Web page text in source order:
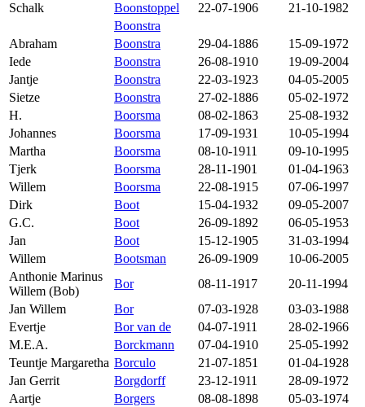
Schalk
Boonstoppel 22-07-1906
21-10-1982
Boonstra
Abraham
Boonstra 29-04-1886
15-09-1972
Iede
Boonstra 26-08-1910
19-09-2004
Jantje
Boonstra 22-03-1923
04-05-2005
Sietze
Boonstra 27-02-1886
05-02-1972
H.
Boorsma 08-02-1863
25-08-1932
Johannes
Boorsma 17-09-1931
10-05-1994
Martha
Boorsma 08-10-1911
09-10-1995
Tjerk
Boorsma 28-11-1901
01-04-1963
Willem
Boorsma 22-08-1915
07-06-1997
Dirk
Boot 15-04-1932
09-05-2007
G.C.
Boot 26-09-1892
06-05-1953
Jan
Boot 15-12-1905
31-03-1994
Willem
Bootsman 26-09-1909
10-06-2005
Anthonie Marinus
Willem (Bob)
Bor 08-11-1917
20-11-1994
Jan Willem
Bor 07-03-1928
03-03-1988
Evertje
Bor van de 04-07-1911
28-02-1966
M.E.A.
Borckmann 07-04-1910
25-05-1992
Teuntje Margaretha Borculo 21-07-1851
01-04-1928
Jan Gerrit
Borgdorff 23-12-1911
28-09-1972
Aartje
Borgers 08-08-1898
05-03-1974